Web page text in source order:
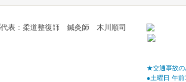
代表：柔道整復師 鍼灸師 木川順司
★交通事故の
●土曜日 午